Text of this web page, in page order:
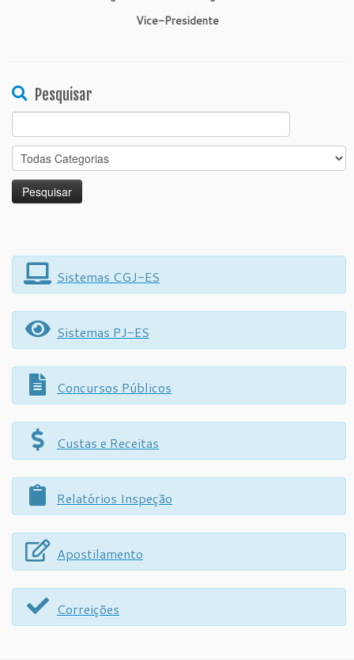
Vice-Presidente
Pesquisar
Search
for:
Sistemas CGJ-ES
Sistemas PJ-ES
Concursos Públicos
Custas e Receitas
Relatórios Inspeção
Apostilamento
Correições